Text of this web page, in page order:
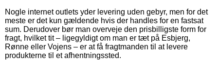
Nogle internet outlets yder levering uden gebyr, men for det
meste er det kun gældende hvis der handles for en fastsat
sum. Derudover bør man overveje den prisbilligste form for
fragt, hvilket tit – ligegyldigt om man er tæt på Esbjerg,
Rønne eller Vojens – er at få fragtmanden til at levere
produkterne til et afhentningssted.